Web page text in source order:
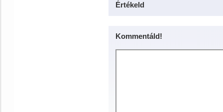
Értékeld
Kommentáld!